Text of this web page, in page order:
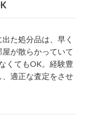
た処分品は、早く
が散らかっていて
くてもOK。経験豊
適正な査定をさせ